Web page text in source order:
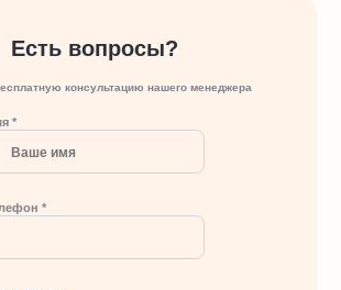
Есть вопросы?
консультацию нашего менеджера
*
*